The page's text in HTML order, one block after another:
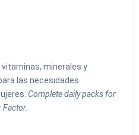
minerales y
las necesidades
Complete daily packs for